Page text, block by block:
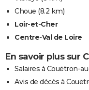
Choue (8.2 km)
Loir-et-Cher
Centre-Val de Loire
En savoir plus sur
Salaires à Couëtron-
Avis de décès à